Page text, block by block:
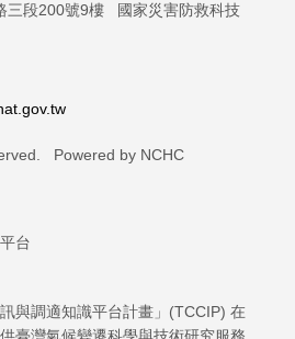
三段200號9樓 國家災害防救科技
Powered by NCHC
台
與調適知識平台計畫」(TCCIP) 在